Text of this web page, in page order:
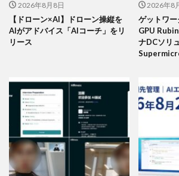
2026年8月8日
【ドローン×AI】ドローン操縦を
AIがアドバイス「AIコーチ」をリ
リース
2026年8
ゲットワ
GPU
ナDCソリ